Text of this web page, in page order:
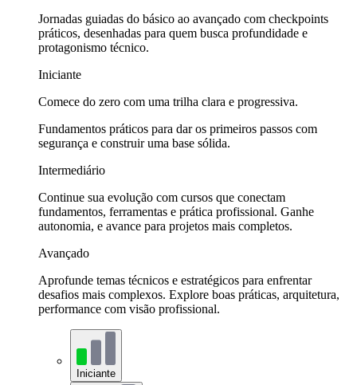
Jornadas guiadas do básico ao avançado com checkpoints
práticos, desenhadas para quem busca profundidade e
protagonismo técnico.
Iniciante
Comece do zero com uma trilha clara e progressiva.
Fundamentos práticos para dar os primeiros passos com
segurança e construir uma base sólida.
Intermediário
Continue sua evolução com cursos que conectam
fundamentos, ferramentas e prática profissional. Ganhe
autonomia, e avance para projetos mais completos.
Avançado
Aprofunde temas técnicos e estratégicos para enfrentar
desafios mais complexos. Explore boas práticas, arquitetura,
performance com visão profissional.
Iniciante